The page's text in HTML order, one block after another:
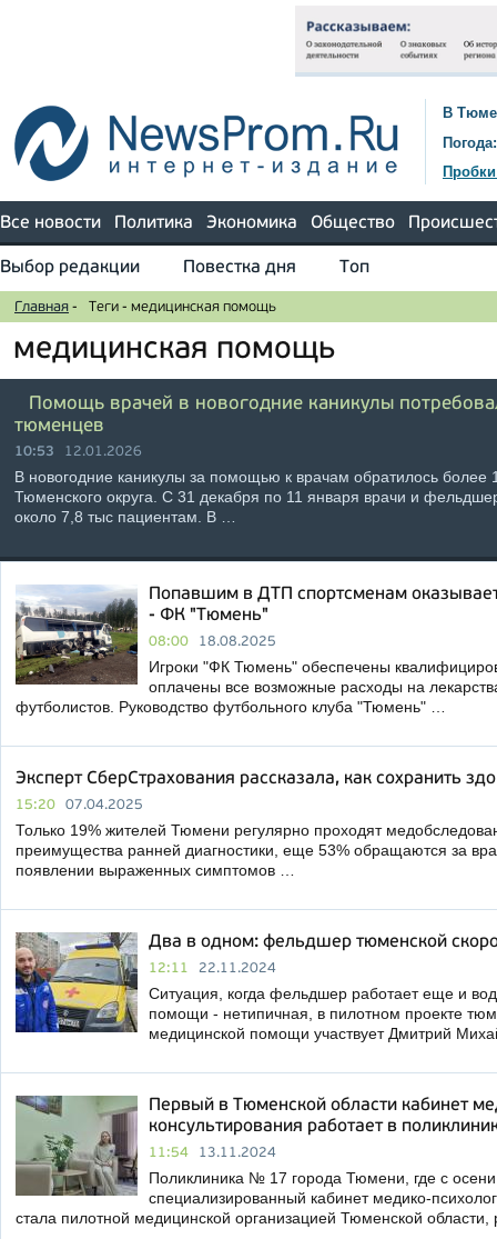
В
Погода:
Все новости Политика Экономика Общество
Выбор редакции Повестка дня Топ
Главная - Теги - медицинская помощь
медицинская помощь
Помощь врачей в новогодние каникулы
тюменцев
10:53 12.01.2026
В новогодние каникулы за помощью к врачам обратилось
Тюменского округа. С 31 декабря по 11 января врачи и
около 7,8 тыс пациентам. В …
Попавшим в ДТП спортсменам
- ФК "Тюмень"
08:00 18.08.2025
Игроки "ФК Тюмень" обеспечены
оплачены все возможные расходы на
футболистов. Руководство футбольного клуба "Тюмень" …
Эксперт СберСтрахования рассказала, как сохранить
15:20 07.04.2025
Только 19% жителей Тюмени регулярно проходят
преимущества ранней диагностики, еще 53% обращаются за
появлении выраженных симптомов …
Два в одном: фельдшер тюменской
12:11 22.11.2024
Ситуация, когда фельдшер работает еще и
помощи - нетипичная, в пилотном проекте
медицинской помощи участвует Дмитрий
Первый в Тюменской области кабинет
консультирования работает в
11:54 13.11.2024
Поликлиника № 17 города Тюмени, где с осени
специализированный кабинет медико-
стала пилотной медицинской организацией Тюменской